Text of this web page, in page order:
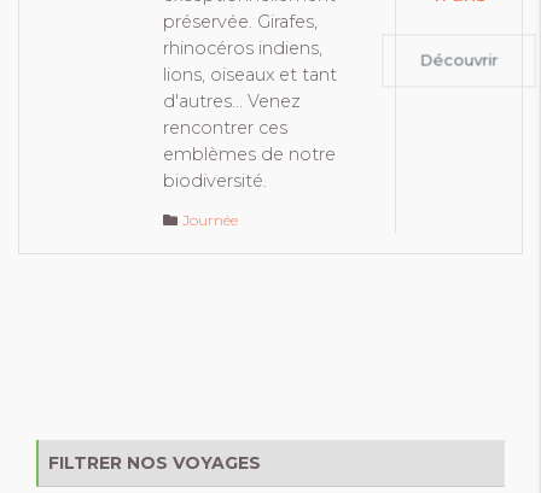
préservée. Girafes,
rhinocéros indiens,
lions, oiseaux et tant
d'autres... Venez
rencontrer ces
emblèmes de notre
biodiversité.
Journée
Découvrir
FILTRER NOS VOYAGES